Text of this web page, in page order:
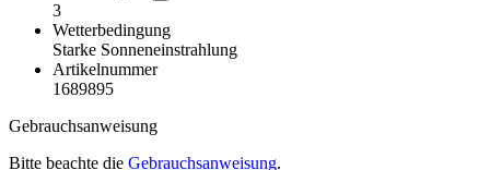
3
Wetterbedingung
Starke Sonneneinstrahlung
Artikelnummer
1689895
Gebrauchsanweisung
Bitte beachte die Gebrauchsanweisung.